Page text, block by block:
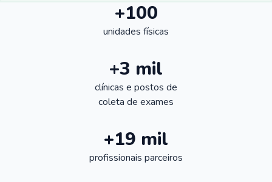
+100
unidades físicas
+3 mil
clínicas e postos de
coleta de exames
+19 mil
profissionais parceiros